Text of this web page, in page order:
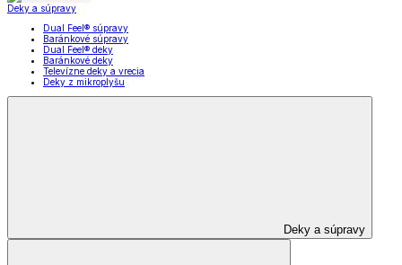
Deky a súpravy
Dual Feel® súpravy
Baránkové súpravy
Dual Feel® deky
Baránkové deky
Televízne deky a vrecia
Deky z mikroplyšu
Deky a súpravy